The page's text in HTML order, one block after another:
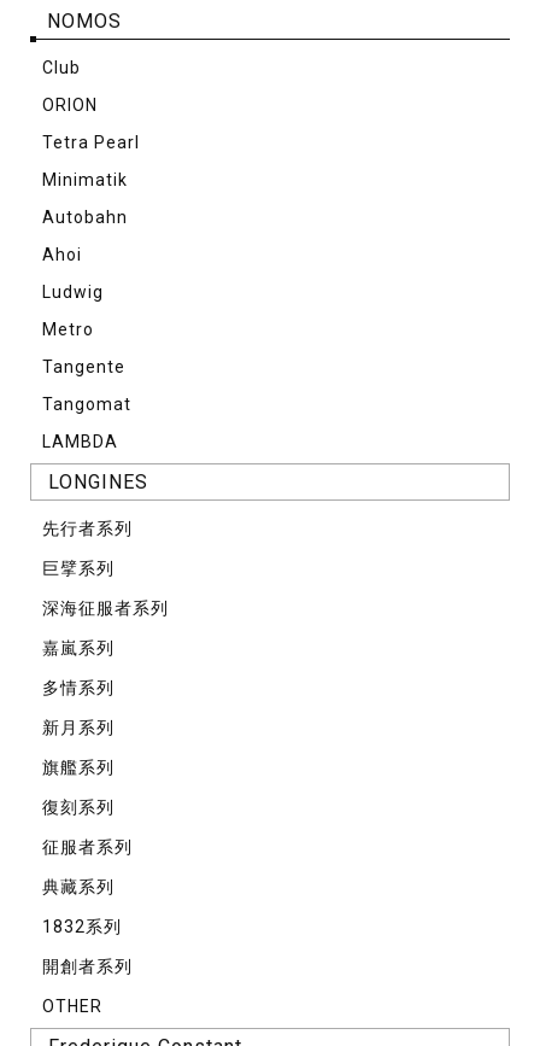
NOMOS
Club
ORION
Tetra Pearl
Minimatik
Autobahn
Ahoi
Ludwig
Metro
Tangente
Tangomat
LAMBDA
LONGINES
先⾏者系列
巨擘系列
深海征服者系列
嘉嵐系列
多情系列
新月系列
旗艦系列
復刻系列
征服者系列
典藏系列
1832系列
開創者系列
OTHER